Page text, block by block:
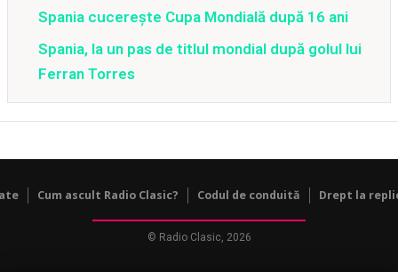
Spania cucerește Cupa Mondială după 16 ani
Spania, la un pas de titlul mondial după golul lui
Ferran Torres
Cum ascult Radio Clasic? Codul de conduită Drept la
© Radio Clasic, 2026